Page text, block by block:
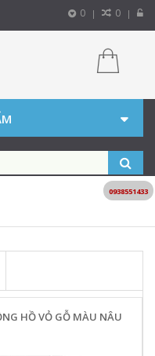
0 0
HỒ VỎ GỖ MÀU NÂU
0938551433